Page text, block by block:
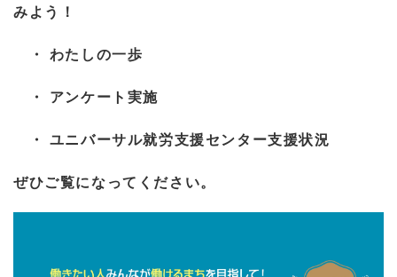
みよう！
・ わたしの一歩
・ アンケート実施
・ ユニバーサル就労支援センター支援状況
ぜひご覧になってください。